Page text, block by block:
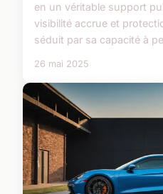
en un véritable support
visibilité accrue et
séduit par sa capacité à
26 mai 2025